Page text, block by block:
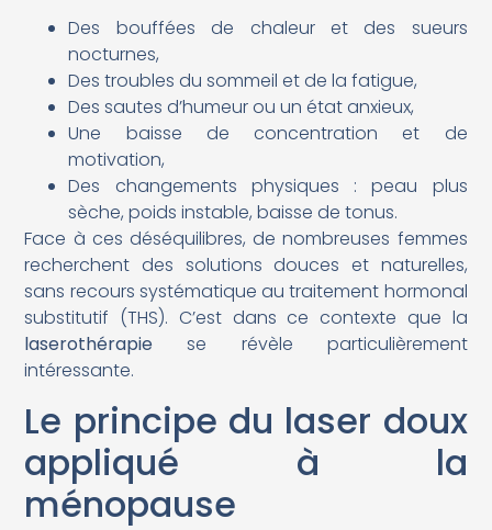
Des bouffées de chaleur et des sueurs
nocturnes,
Des troubles du sommeil et de la fatigue,
Des sautes d’humeur ou un état anxieux,
Une baisse de concentration et de
motivation,
Des changements physiques : peau plus
sèche, poids instable, baisse de tonus.
Face à ces déséquilibres, de nombreuses femmes
recherchent des solutions douces et naturelles,
sans recours systématique au traitement hormonal
substitutif (THS). C’est dans ce contexte que la
laserothérapie se révèle particulièrement
intéressante.
Le principe du laser doux
appliqué à la
ménopause